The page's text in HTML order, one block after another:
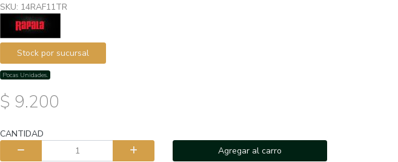
SKU: 14RAF11TR
Stock por sucursal
Pocas Unidades.
$ 9.200
CANTIDAD
Agregar al carro